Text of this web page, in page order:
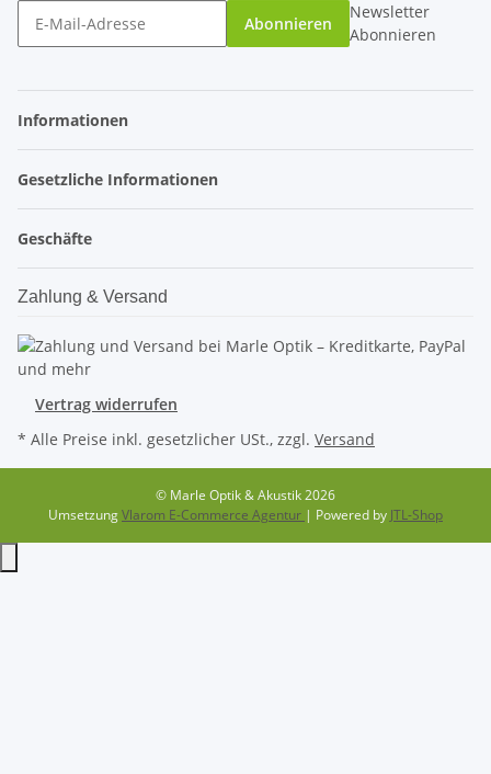
Abonnieren
Newsletter
Abonnieren
Informationen
Gesetzliche Informationen
Geschäfte
Zahlung & Versand
Vertrag widerrufen
* Alle Preise inkl. gesetzlicher USt., zzgl. Versand
© Marle Optik & Akustik 2026
UmsetzungVlarom E-Commerce Agentur | Powered by JTL-Shop